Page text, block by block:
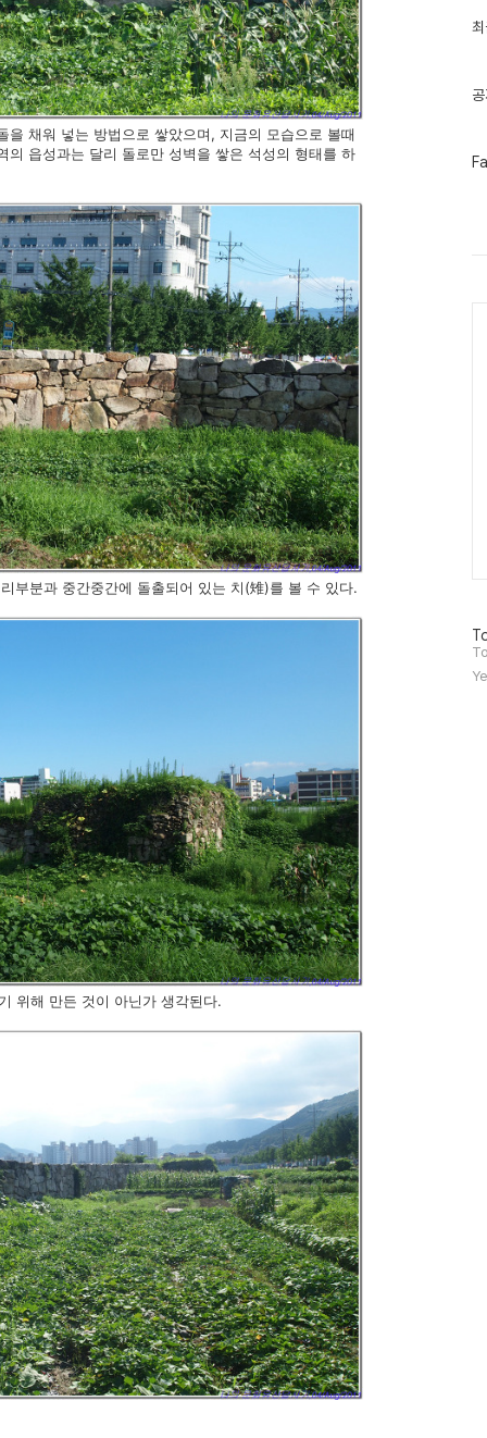
채워 넣는 방법으로 쌓았으며, 지금의 모습으로 볼때
읍성과는 달리 돌로만 성벽을 쌓은 석성의 형태를 하
부분과 중간중간에 돌출되어 있는 치(雉)를 볼 수 있다.
위해 만든 것이 아닌가 생각된다.
최
인
페
방
문
자
수